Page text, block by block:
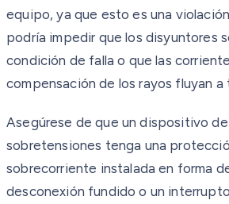
equipo, ya que esto es una
podría impedir que los disyuntores
condición de falla o que las
compensación de los rayos fluyan
Asegúrese de que un dispositivo
sobretensiones tenga una
sobrecorriente instalada en forma
desconexión fundido o un